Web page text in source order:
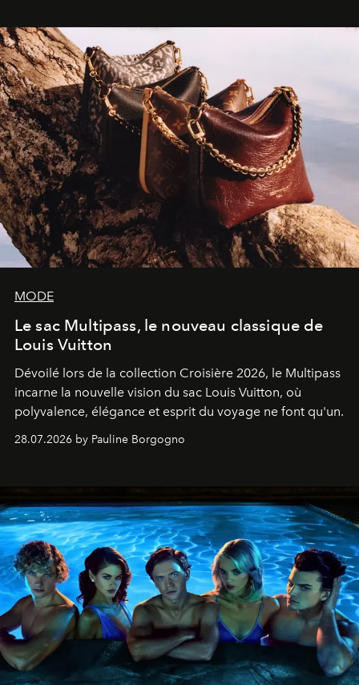
sculpture.
MODE
Le sac Multipass, le nouveau classique de
Louis Vuitton
Dévoilé lors de la collection Croisière 2026, le Multipass
incarne la nouvelle vision du sac Louis Vuitton, où
polyvalence, élégance et esprit du voyage ne font qu'un.
28.07.2026 by Pauline Borgogno